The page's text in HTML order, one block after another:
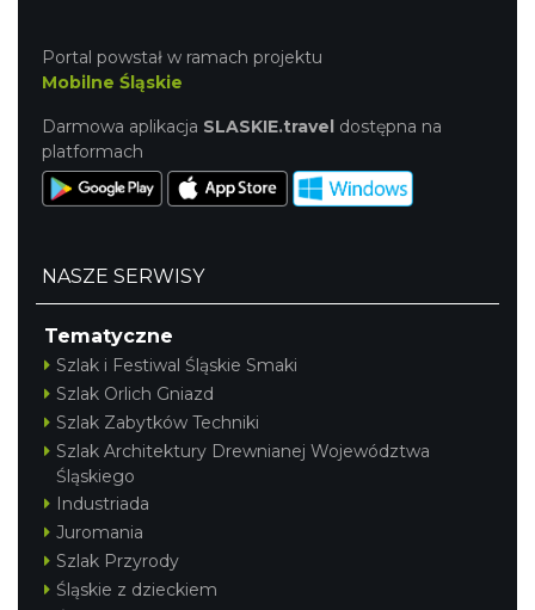
Portal powstał w ramach projektu
Mobilne Śląskie
Darmowa aplikacja SLASKIE.travel dostępna na
platformach
NASZE SERWISY
Tematyczne
Szlak i Festiwal Śląskie Smaki
Szlak Orlich Gniazd
Szlak Zabytków Techniki
Szlak Architektury Drewnianej Województwa
Śląskiego
Industriada
Juromania
Szlak Przyrody
Śląskie z dzieckiem